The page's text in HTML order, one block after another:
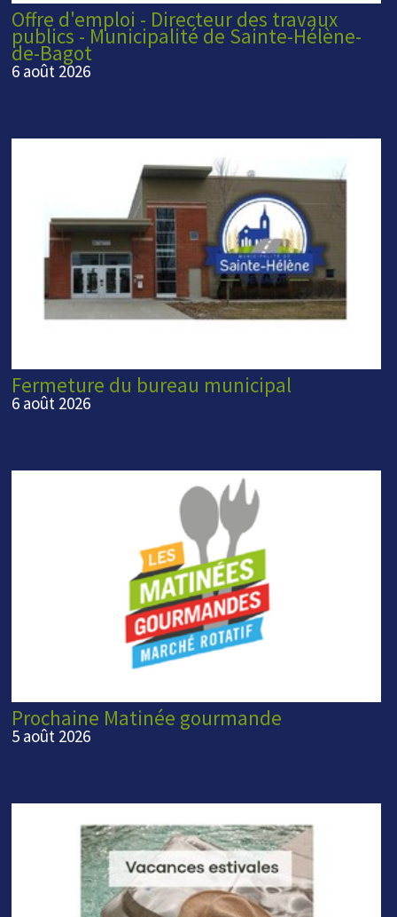
Offre d'emploi - Directeur des travaux
publics - Municipalité de Sainte-Hélène-
de-Bagot
6 août 2026
Fermeture du bureau municipal
6 août 2026
Prochaine Matinée gourmande
5 août 2026